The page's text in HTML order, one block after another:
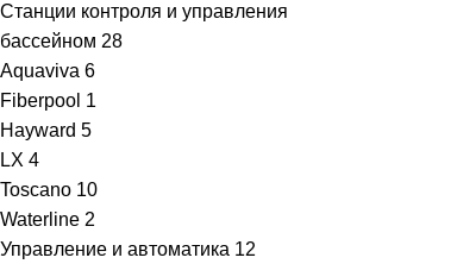
Станции контроля и управления
бассейном 28
Aquaviva 6
Fiberpool 1
Hayward 5
LX 4
Toscano 10
Waterline 2
Управление и автоматика 12